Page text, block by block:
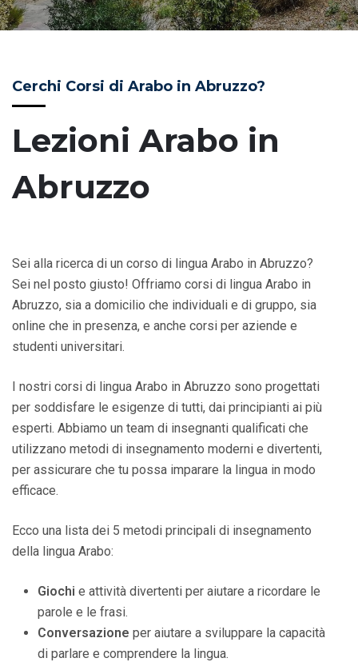
Lezioni Arabo in
Abruzzo
Cerchi Corsi di Arabo in Abruzzo?
Sei alla ricerca di un corso di lingua Arabo in Abruzzo?
Sei nel posto giusto! Offriamo corsi di lingua Arabo in
Abruzzo, sia a domicilio che individuali e di gruppo, sia
online che in presenza, e anche corsi per aziende e
studenti universitari.
I nostri corsi di lingua Arabo in Abruzzo sono progettati
per soddisfare le esigenze di tutti, dai principianti ai più
esperti. Abbiamo un team di insegnanti qualificati che
utilizzano metodi di insegnamento moderni e divertenti,
per assicurare che tu possa imparare la lingua in modo
efficace.
Ecco una lista dei 5 metodi principali di insegnamento
della lingua Arabo:
Giochi e attività divertenti per aiutare a ricordare le
parole e le frasi.
Conversazione per aiutare a sviluppare la capacità
di parlare e comprendere la lingua.